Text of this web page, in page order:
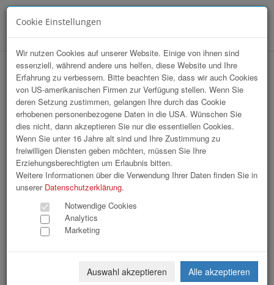
WKOÖ Direktvertrieb / KI Workshop
Cookie Einstellungen
Wir nutzen Cookies auf unserer Website. Einige von ihnen sind
essenziell, während andere uns helfen, diese Website und Ihre
Erfahrung zu verbessern. Bitte beachten Sie, dass wir auch Cookies
von US-amerikanischen Firmen zur Verfügung stellen. Wenn Sie
deren Setzung zustimmen, gelangen Ihre durch das Cookie
erhobenen personenbezogene Daten in die USA. Wünschen Sie
dies nicht, dann akzeptieren Sie nur die essentiellen Cookies.
Wenn Sie unter 16 Jahre alt sind und Ihre Zustimmung zu
freiwilligen Diensten geben möchten, müssen Sie Ihre
Erziehungsberechtigten um Erlaubnis bitten.
Weitere Informationen über die Verwendung Ihrer Daten finden Sie in
unserer Datenschutzerklärung.
Notwendige Cookies
Analytics
Marketing
Auswahl akzeptieren Alle akzeptieren